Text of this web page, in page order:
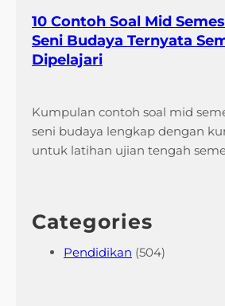
10 Contoh Soal Mid
Seni Budaya Ternyata
Dipelajari
Kumpulan contoh soal mid
seni budaya lengkap dengan
untuk latihan ujian tengah
Categories
Pendidikan (504)